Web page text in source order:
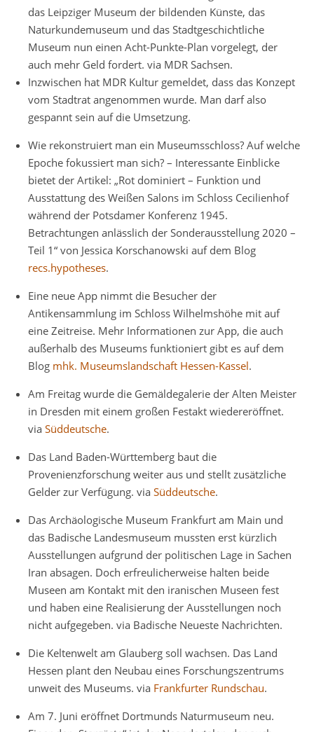
das Leipziger Museum der bildenden Künste, das
Naturkundemuseum und das Stadtgeschichtliche
Museum nun einen Acht-Punkte-Plan vorgelegt, der
auch mehr Geld fordert. via MDR Sachsen.
Inzwischen hat MDR Kultur gemeldet, dass das Konzept
vom Stadtrat angenommen wurde. Man darf also
gespannt sein auf die Umsetzung.
Wie rekonstruiert man ein Museumsschloss? Auf welche
Epoche fokussiert man sich? – Interessante Einblicke
bietet der Artikel: „Rot dominiert – Funktion und
Ausstattung des Weißen Salons im Schloss Cecilienhof
während der Potsdamer Konferenz 1945.
Betrachtungen anlässlich der Sonderausstellung 2020 –
Teil 1“ von Jessica Korschanowski auf dem Blog
recs.hypotheses.
Eine neue App nimmt die Besucher der
Antikensammlung im Schloss Wilhelmshöhe mit auf
eine Zeitreise. Mehr Informationen zur App, die auch
außerhalb des Museums funktioniert gibt es auf dem
Blog mhk. Museumslandschaft Hessen-Kassel.
Am Freitag wurde die Gemäldegalerie der Alten Meister
in Dresden mit einem großen Festakt wiedereröffnet.
via Süddeutsche.
Das Land Baden-Württemberg baut die
Provenienzforschung weiter aus und stellt zusätzliche
Gelder zur Verfügung. via Süddeutsche.
Das Archäologische Museum Frankfurt am Main und
das Badische Landesmuseum mussten erst kürzlich
Ausstellungen aufgrund der politischen Lage in Sachen
Iran absagen. Doch erfreulicherweise halten beide
Museen am Kontakt mit den iranischen Museen fest
und haben eine Realisierung der Ausstellungen noch
nicht aufgegeben. via Badische Neueste Nachrichten.
Die Keltenwelt am Glauberg soll wachsen. Das Land
Hessen plant den Neubau eines Forschungszentrums
unweit des Museums. via Frankfurter Rundschau.
Am 7. Juni eröffnet Dortmunds Naturmuseum neu.